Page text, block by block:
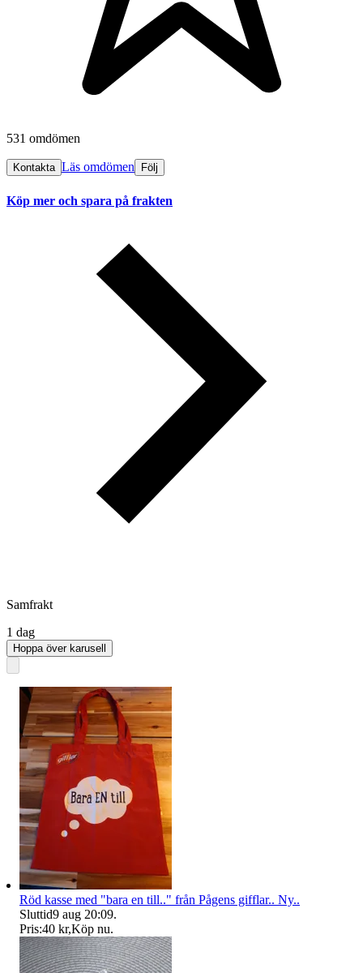
531 omdömen
Kontakta Läs omdömen Följ
Köp mer och spara på frakten
Samfrakt
1 dag
Hoppa över karusell
Röd kasse med "bara en till.." från Pågens gifflar.. Ny..
Sluttid9 aug 20:09.
Pris:40 kr,Köp nu.